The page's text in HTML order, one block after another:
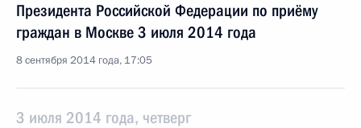
Президента Российской Федерации по приёму
граждан в Москве 3 июля 2014 года
8 сентября 2014 года, 17:05
3 июля 2014 года, четверг